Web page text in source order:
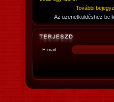
További
Az üzenetküldéshez be
E-mail: